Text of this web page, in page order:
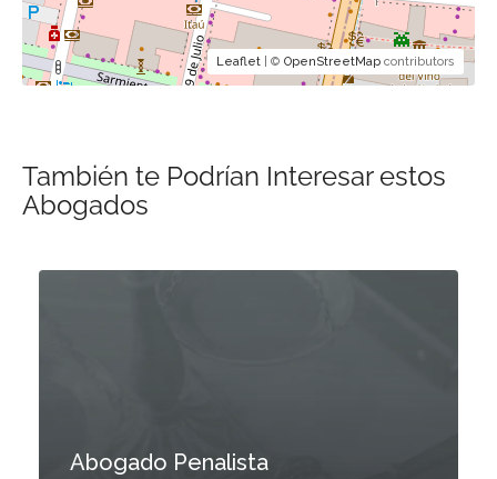
Leaflet | © OpenStreetMap contributors
También te Podrían Interesar estos
Abogados
Abogado Penalista